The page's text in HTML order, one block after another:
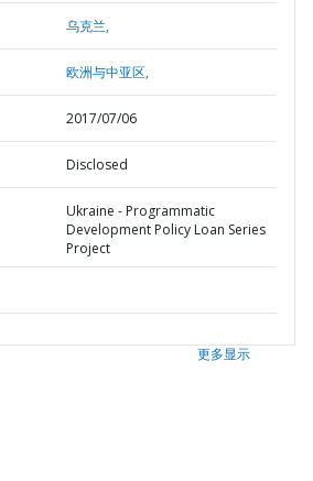
乌克兰,
欧洲与中亚区,
2017/07/06
Disclosed
Ukraine - Programmatic
Development Policy Loan Series
Project
更多显示